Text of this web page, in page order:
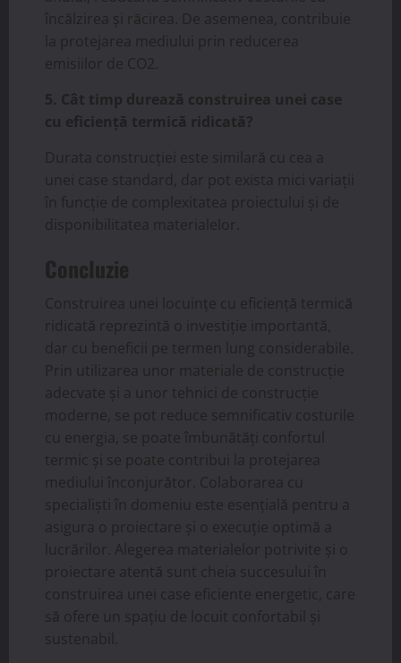
încălzirea și răcirea. De asemenea, contribuie
la protejarea mediului prin reducerea
emisiilor de CO2.
5. Cât timp durează construirea unei case
cu eficiență termică ridicată?
Durata construcției este similară cu cea a
unei case standard, dar pot exista mici variații
în funcție de complexitatea proiectului și de
disponibilitatea materialelor.
Concluzie
Construirea unei locuințe cu eficiență termică
ridicată reprezintă o investiție importantă,
dar cu beneficii pe termen lung considerabile.
Prin utilizarea unor materiale de construcție
adecvate și a unor tehnici de construcție
moderne, se pot reduce semnificativ costurile
cu energia, se poate îmbunătăți confortul
termic și se poate contribui la protejarea
mediului înconjurător. Colaborarea cu
specialiști în domeniu este esențială pentru a
asigura o proiectare și o execuție optimă a
lucrărilor. Alegerea materialelor potrivite și o
proiectare atentă sunt cheia succesului în
construirea unei case eficiente energetic, care
să ofere un spațiu de locuit confortabil și
sustenabil.